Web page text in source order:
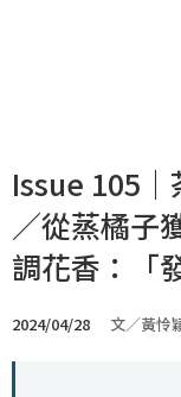
Issue 105
／從蒸橘子
調花香：「
2024/04/28 文／黃怜